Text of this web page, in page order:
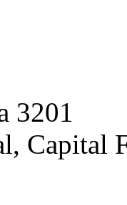
3201
Capital